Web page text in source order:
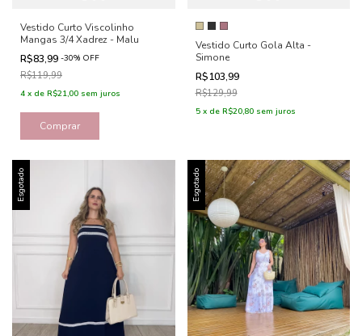
Vestido Curto Viscolinho
Mangas 3/4 Xadrez - Malu
R$83,99 -30% OFF
R$119,99
4 x de R$21,00 sem juros
Comprar
Vestido Curto Gola Alta -
Simone
R$103,99
R$129,99
5 x de R$20,80 sem juros
Esgotado Esgotado